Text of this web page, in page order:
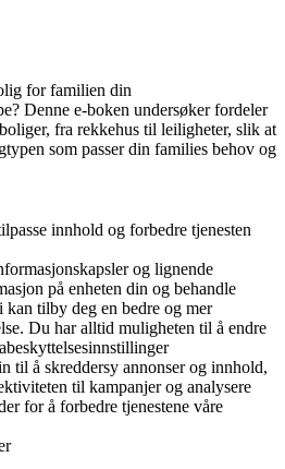
for familien din
Denne e-boken undersøker fordeler
fra rekkehus til leiligheter, slik at
som passer din families behov og
innhold og forbedre tjenesten
og lignende
på enheten din og behandle
tilby deg en bedre og mer
Du har alltid muligheten til å endre
til å skreddersy annonser og innhold,
til kampanjer og analysere
for å forbedre tjenestene våre